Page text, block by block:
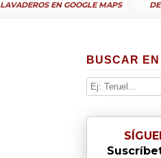
LAVADEROS EN GOOGLE MAPS
BUSCAR